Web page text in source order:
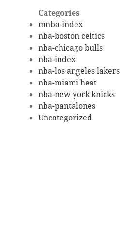
Categories
mnba-index
nba-boston celtics
nba-chicago bulls
nba-index
nba-los angeles lakers
nba-miami heat
nba-new york knicks
nba-pantalones
Uncategorized